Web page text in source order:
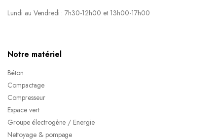
Lundi au Vendredi : 7h30-12h00 et 13h00-17h00
Notre matériel
Béton
Compactage
Compresseur
Espace vert
Groupe électrogène / Energie
Nettoyage & pompage